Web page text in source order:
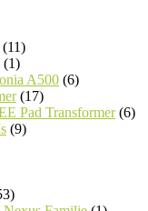
(11)
(1)
A500 (6)
(17)
Pad Transformer(6)
(9)